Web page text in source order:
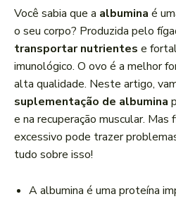
d
o
r
d
e
á
u
d
Você sabia que a albumina é
o seu corpo? Produzida pelo
transportar nutrientes e
imunológico. O ovo é a melhor
alta qualidade. Neste artigo,
suplementação de albumina
e na recuperação muscular.
excessivo pode trazer
tudo sobre isso!
A albumina é uma proteína